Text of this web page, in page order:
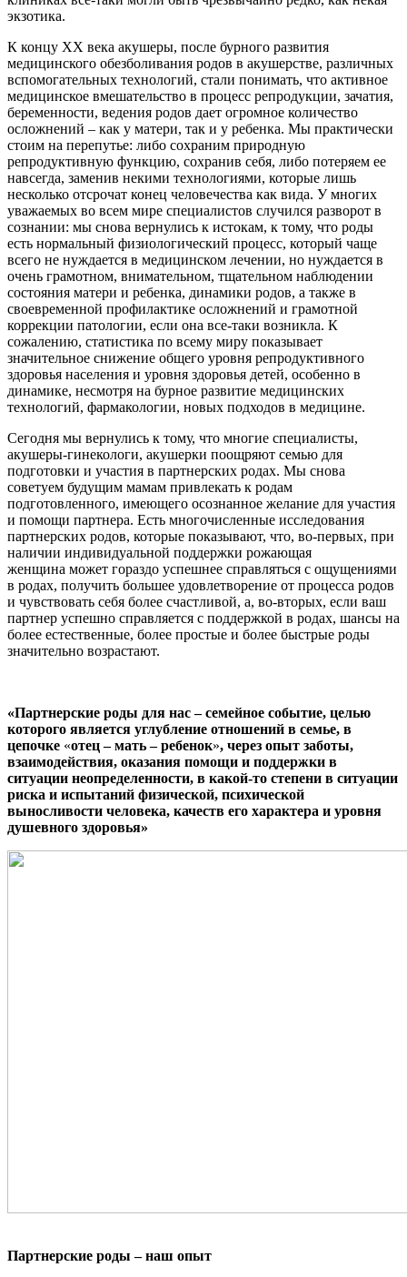
экзотика.
К концу ХХ века акушеры, после бурного развития
медицинского обезболивания родов в акушерстве, различных
вспомогательных технологий, стали понимать, что активное
медицинское вмешательство в процесс репродукции, зачатия,
беременности, ведения родов дает огромное количество
осложнений – как у матери, так и у ребенка. Мы практически
стоим на перепутье: либо сохраним природную
репродуктивную функцию, сохранив себя, либо потеряем ее
навсегда, заменив некими технологиями, которые лишь
несколько отсрочат конец человечества как вида. У многих
уважаемых во всем мире специалистов случился разворот в
сознании: мы снова вернулись к истокам, к тому, что роды
есть нормальный физиологический процесс, который чаще
всего не нуждается в медицинском лечении, но нуждается в
очень грамотном, внимательном, тщательном наблюдении
состояния матери и ребенка, динамики родов, а также в
своевременной профилактике осложнений и грамотной
коррекции патологии, если она все-таки возникла. К
сожалению, статистика по всему миру показывает
значительное снижение общего уровня репродуктивного
здоровья населения и уровня здоровья детей, особенно в
динамике, несмотря на бурное развитие медицинских
технологий, фармакологии, новых подходов в медицине.
Сегодня мы вернулись к тому, что многие специалисты,
акушеры-гинекологи, акушерки поощряют семью для
подготовки и участия в партнерских родах. Мы снова
советуем будущим мамам привлекать к родам
подготовленного, имеющего осознанное желание для участия
и помощи партнера. Есть многочисленные исследования
партнерских родов, которые показывают, что, во-первых, при
наличии индивидуальной поддержки рожающая
женщина может гораздо успешнее справляться с ощущениями
в родах, получить большее удовлетворение от процесса родов
и чувствовать себя более счастливой, а, во-вторых, если ваш
партнер успешно справляется с поддержкой в родах, шансы на
более естественные, более простые и более быстрые роды
значительно возрастают.
«Партнерские роды для нас – семейное событие, целью
которого является углубление отношений в семье, в
цепочке «отец – мать – ребенок», через опыт заботы,
взаимодействия, оказания помощи и поддержки в
ситуации неопределенности, в какой-то степени в ситуации
риска и испытаний физической, психической
выносливости человека, качеств его характера и уровня
душевного здоровья»
Партнерские роды – наш опыт